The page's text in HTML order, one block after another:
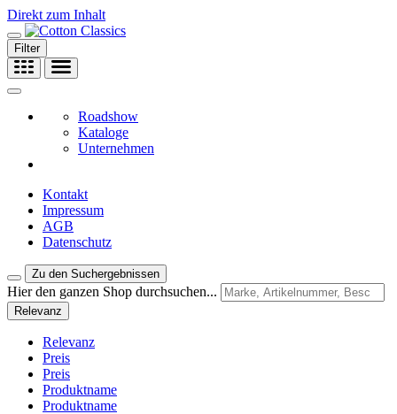
Direkt zum Inhalt
Filter
Roadshow
Kataloge
Unternehmen
Kontakt
Impressum
AGB
Datenschutz
Zu den Suchergebnissen
Hier den ganzen Shop durchsuchen...
Relevanz
Relevanz
Preis
Preis
Produktname
Produktname